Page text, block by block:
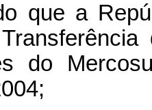
que a
do